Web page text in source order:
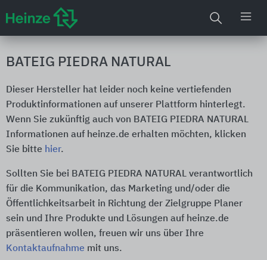
BATEIG PIEDRA NATURAL
Dieser Hersteller hat leider noch keine vertiefenden
Produktinformationen auf unserer Plattform hinterlegt.
Wenn Sie zukünftig auch von BATEIG PIEDRA NATURAL
Informationen auf heinze.de erhalten möchten, klicken
Sie bitte hier.
Sollten Sie bei BATEIG PIEDRA NATURAL verantwortlich
für die Kommunikation, das Marketing und/oder die
Öffentlichkeitsarbeit in Richtung der Zielgruppe Planer
sein und Ihre Produkte und Lösungen auf heinze.de
präsentieren wollen, freuen wir uns über Ihre
Kontaktaufnahme mit uns.